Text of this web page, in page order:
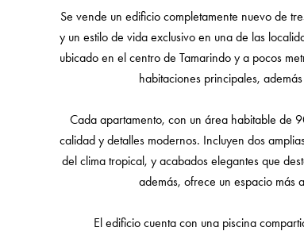
Se vende un edificio completamente nuevo de
y un estilo de vida exclusivo en una de las
ubicado en el centro de Tamarindo y a pocos
habitaciones principales,
Cada apartamento, con un área habitable de
calidad y detalles modernos. Incluyen dos
del clima tropical, y acabados elegantes que
además, ofrece un espacio más
El edificio cuenta con una piscina